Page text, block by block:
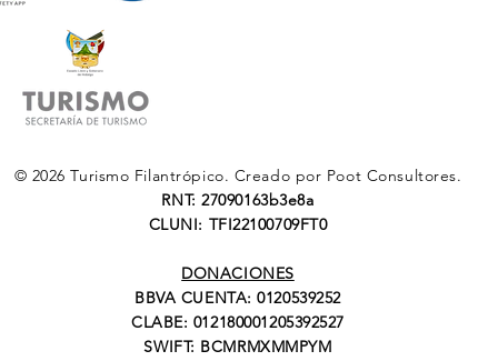
© 2026 Turismo Filantrópico. Creado por Poot Consultores.
​RNT: 27090163b3e8a
​CLUNI: TFI22100709FT0
DONACIONES
BBVA CUENTA: 0120539252
CLABE: 012180001205392527
SWIFT: BCMRMXMMPYM